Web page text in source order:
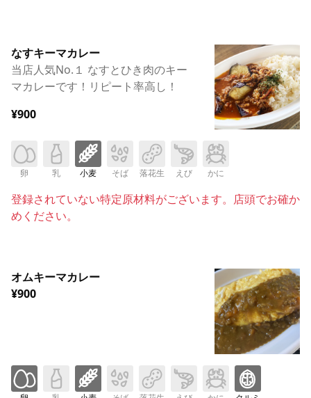
なすキーマカレー
当店人気No.１ なすとひき肉のキー
マカレーです！リピート率高し！
¥900
卵 乳 小麦 そば 落花生 えび かに
登録されていない特定原材料がございます。店頭でお確か
めください。
オムキーマカレー
¥900